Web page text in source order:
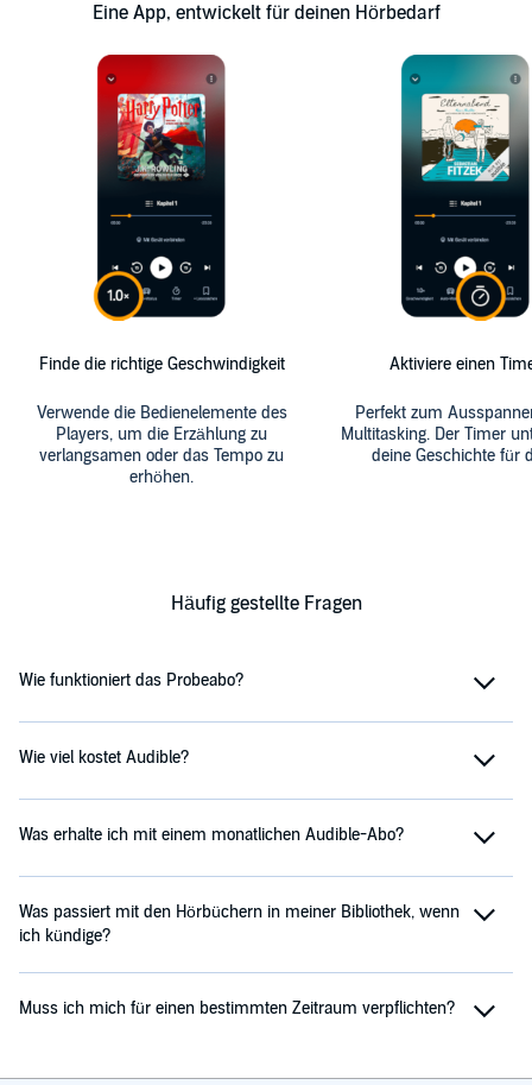
Eine App, entwickelt für deinen Hörbedarf
Finde die richtige Geschwindigkeit
Verwende die Bedienelemente des
Players, um die Erzählung zu
verlangsamen oder das Tempo zu
erhöhen.
Aktiviere einen
Perfekt zum
Multitasking. Der Timer
deine Geschichte für
Häufig gestellte Fragen
Wie funktioniert das Probeabo?
Wie viel kostet Audible?
Was erhalte ich mit einem monatlichen Audible-Abo?
Was passiert mit den Hörbüchern in meiner Bibliothek, wenn
ich kündige?
Muss ich mich für einen bestimmten Zeitraum verpflichten?